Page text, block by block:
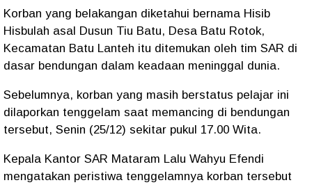
Korban yang belakangan diketahui bernama Hisib
Hisbulah asal Dusun Tiu Batu, Desa Batu Rotok,
Kecamatan Batu Lanteh itu ditemukan oleh tim SAR di
dasar bendungan dalam keadaan meninggal dunia.
Sebelumnya, korban yang masih berstatus pelajar ini
dilaporkan tenggelam saat memancing di bendungan
tersebut, Senin (25/12) sekitar pukul 17.00 Wita.
Kepala Kantor SAR Mataram Lalu Wahyu Efendi
mengatakan peristiwa tenggelamnya korban tersebut